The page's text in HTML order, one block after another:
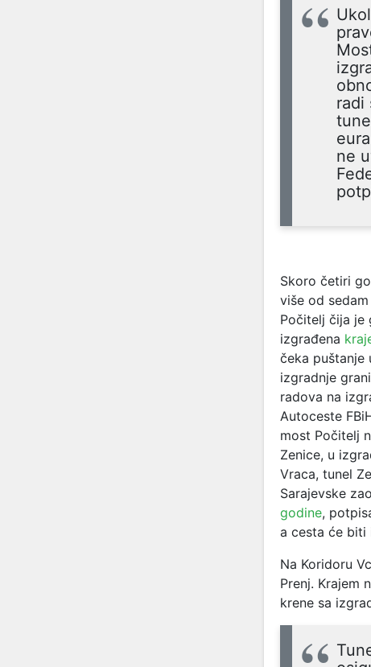
radi
ne
Skoro četiri
više od
Počitelj čija je
izgrađena
čeka puštanje
izgradnje
radova na
Autoceste
most Počitelj
Zenice, u
Vraca, tunel
Sarajevske
godine,
a cesta će biti
Na Koridoru
Prenj. Krajem
krene sa